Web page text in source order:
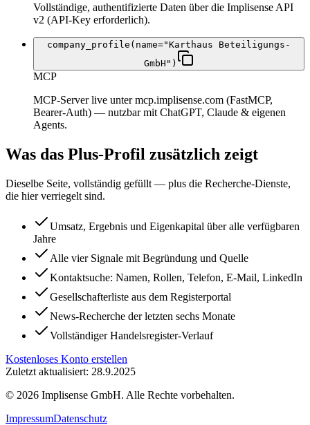
Vollständige, authentifizierte Daten über die Implisense API
v2 (API-Key erforderlich).
company_profile(name="Karthaus Beteiligungs-
GmbH")
MCP
MCP-Server live unter mcp.implisense.com (FastMCP,
Bearer-Auth) — nutzbar mit ChatGPT, Claude & eigenen
Agents.
Was das Plus-Profil zusätzlich zeigt
Dieselbe Seite, vollständig gefüllt — plus die Recherche-Dienste,
die hier verriegelt sind.
Umsatz, Ergebnis und Eigenkapital über alle verfügbaren
Jahre
Alle vier Signale mit Begründung und Quelle
Kontaktsuche: Namen, Rollen, Telefon, E-Mail, LinkedIn
Gesellschafterliste aus dem Registerportal
News-Recherche der letzten sechs Monate
Vollständiger Handelsregister-Verlauf
Kostenloses Konto erstellen
Zuletzt aktualisiert: 28.9.2025
© 2026 Implisense GmbH. Alle Rechte vorbehalten.
ImpressumDatenschutz